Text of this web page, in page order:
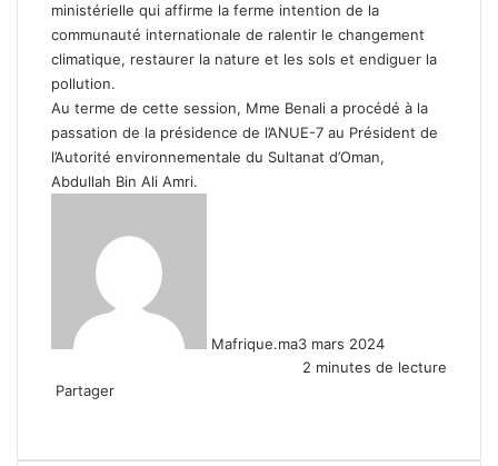
ministérielle qui affirme la ferme intention de la
communauté internationale de ralentir le changement
climatique, restaurer la nature et les sols et endiguer la
pollution.
Au terme de cette session, Mme Benali a procédé à la
passation de la présidence de l’ANUE-7 au Président de
l’Autorité environnementale du Sultanat d’Oman,
Abdullah Bin Ali Amri.
Mafrique.ma3 mars 2024
2 minutes de lecture
Partager
email